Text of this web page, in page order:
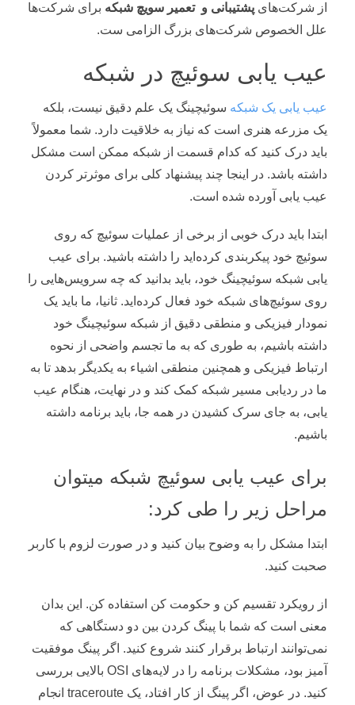
از شرکت‌های پشتیبانی و تعمیر سویچ شبکه برای شرکت‌ها
علل الخصوص شرکت‌های بزرگ الزامی ست.
عیب یابی سوئیچ در شبکه
عیب یابی یک شبکه سوئیچینگ یک علم دقیق نیست، بلکه
یک مزرعه هنری است که نیاز به خلاقیت دارد. شما معمولاً
باید درک کنید که کدام قسمت از شبکه ممکن است مشکل
داشته باشد. در اینجا چند پیشنهاد کلی برای موثرتر کردن
عیب یابی آورده شده است.
ابتدا باید درک خوبی از برخی از عملیات سوئیچ که روی
سوئیچ خود پیکربندی کرده‌اید را داشته باشید. برای عیب
یابی شبکه سوئیچینگ خود، باید بدانید که چه سرویس‌هایی را
روی سوئیچ‌های شبکه خود فعال کرده‌اید. ثانیا، ما باید یک
نمودار فیزیکی و منطقی دقیق از شبکه سوئیچینگ خود
داشته باشیم، به طوری که به ما تجسم واضحی از نحوه
ارتباط فیزیکی و همچنین منطقی اشیاء به یکدیگر بدهد تا به
ما در ردیابی مسیر شبکه کمک کند و در نهایت، هنگام عیب
یابی، به جای سرک کشیدن در همه جا، باید برنامه داشته
باشیم.
برای عیب یابی سوئیچ شبکه میتوان
مراحل زیر را طی کرد:
ابتدا مشکل را به وضوح بیان کنید و در صورت لزوم با کاربر
صحبت کنید.
از رویکرد تقسیم کن و حکومت کن استفاده کن. این بدان
معنی است که شما با پینگ کردن بین دو دستگاهی که
نمی‌توانند ارتباط برقرار کنند شروع کنید. اگر پینگ موفقیت
آمیز بود، مشکلات برنامه را در لایه‌های OSI بالایی بررسی
کنید. در عوض، اگر پینگ از کار افتاد، یک traceroute انجام